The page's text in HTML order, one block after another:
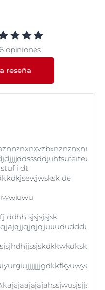
opiniones
reseña
i dt
de
ddhh sjsjsjsjsk.